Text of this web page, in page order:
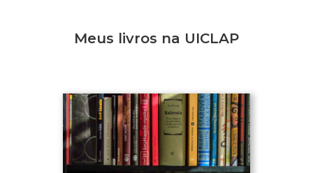
Meus livros na UICLAP